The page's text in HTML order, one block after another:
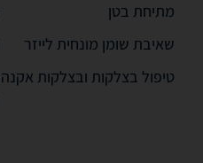
מתיחת בטן
שאיבת שומן מונחית לייזר
טיפול בצלקות ובצלקות אקנה